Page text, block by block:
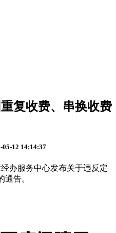
复收费、串换收费
05-12 14:14:37
办服务中心发布关于违反定
告。